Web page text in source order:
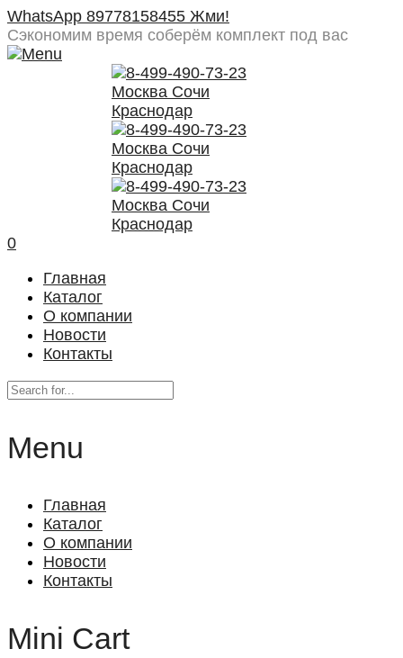
WhatsApp 89778158455 Жми!
Сэкономим время соберём комплект под вас
0
Главная
Каталог
О компании
Новости
Контакты
Menu
Главная
Каталог
О компании
Новости
Контакты
Mini Cart